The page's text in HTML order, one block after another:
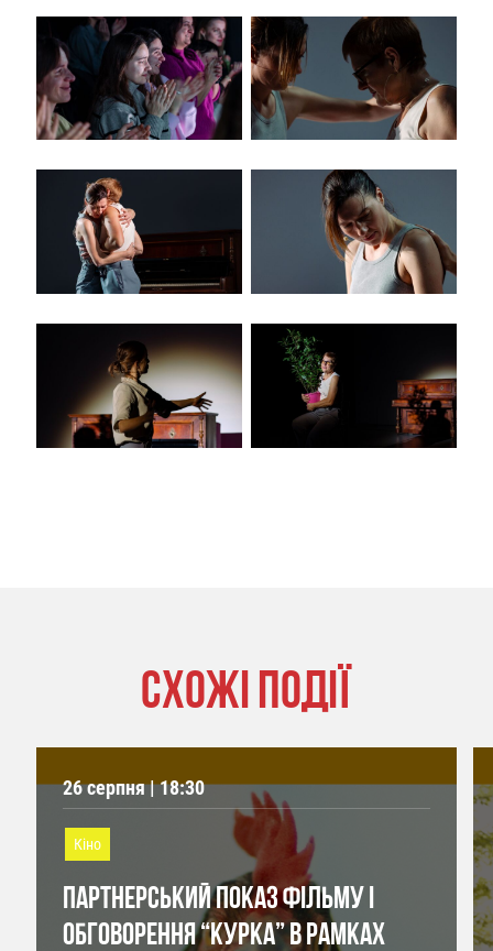
СХОЖІ ПОДІЇ
26 серпня | 18:30
Кіно
ПАРТНЕРСЬКИЙ ПОКАЗ ФІЛЬМУ І
ОБГОВОРЕННЯ “КУРКА” В РАМКАХ